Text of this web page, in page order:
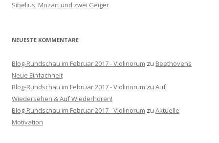
Sibelius, Mozart und zwei Geiger
NEUESTE KOMMENTARE
Blog-Rundschau im Februar 2017 - Violinorum zu Beethovens
Neue Einfachheit
Blog-Rundschau im Februar 2017 - Violinorum zu Auf
Wiedersehen & Auf Wiederhören!
Blog-Rundschau im Februar 2017 - Violinorum zu Aktuelle
Motivation